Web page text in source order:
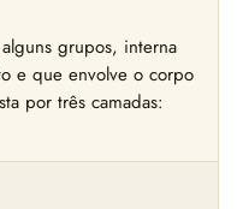
grupos, interna
e que envolve o corpo
por três camadas: